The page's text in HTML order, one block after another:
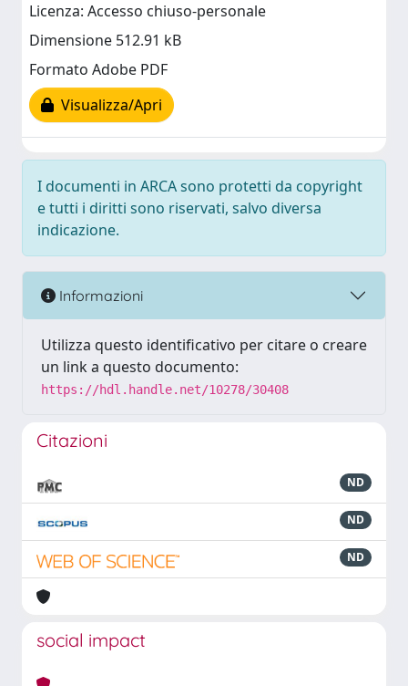
Licenza: Accesso chiuso-personale
Dimensione 512.91 kB
Formato Adobe PDF
Visualizza/Apri
I documenti in ARCA sono protetti da copyright
e tutti i diritti sono riservati, salvo diversa
indicazione.
Informazioni
Utilizza questo identificativo per citare o creare
un link a questo documento:
https://hdl.handle.net/10278/30408
Citazioni
ND
ND
ND
social impact